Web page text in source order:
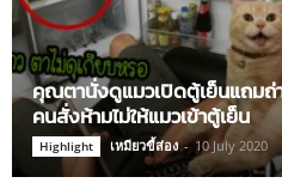
คุณตานั่งดูแมวเปิดตู้เย็นแถมถ่
คนสั่งห้ามไม่ให้แมวเข้าตู้เย็น
Highlight เหมียวขี้ส่อง - 10 July 2020